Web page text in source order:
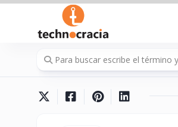
Saltar
contenido